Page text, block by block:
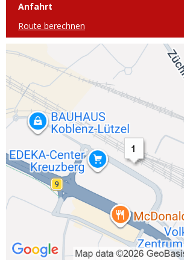
Anfahrt
Route berechnen